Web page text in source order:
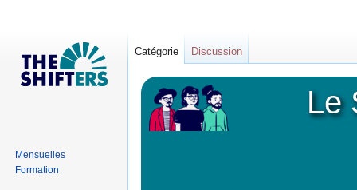
Le
Catégorie Discussion
Mensuelles
Formation